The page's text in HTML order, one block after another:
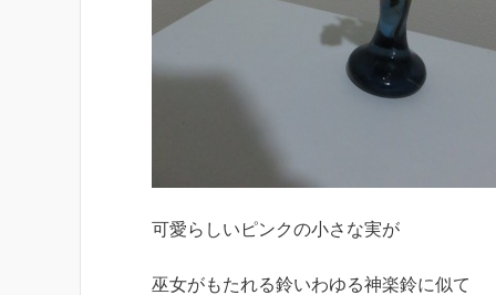
可愛らしいピンクの小さな実が
巫女がもたれる鈴いわゆる神楽鈴に似て